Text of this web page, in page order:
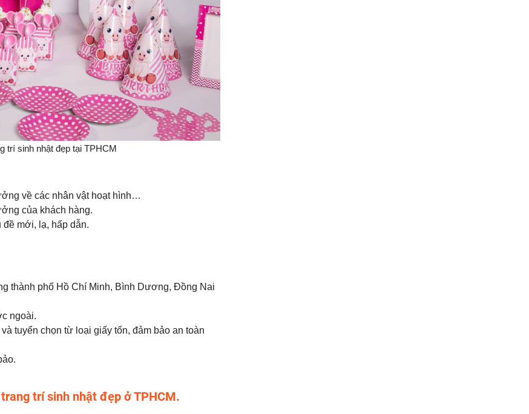
trí sinh nhật đẹp tại TPHCM
về các nhân vật hoạt hình…
của khách hàng.
đề mới, lạ, hấp dẫn.
thành phố Hồ Chí Minh, Bình Dương, Đồng Nai
ngoài.
tuyển chọn từ loại giấy tốn, đảm bảo an toàn
trí sinh nhật đẹp ở TPHCM.